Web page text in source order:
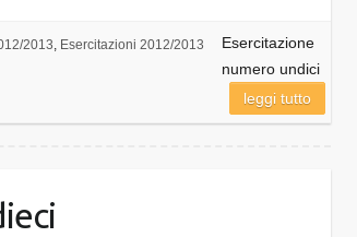
2013, Esercitazioni 2012/2013
Esercitazione
numero undici
leggi tutto